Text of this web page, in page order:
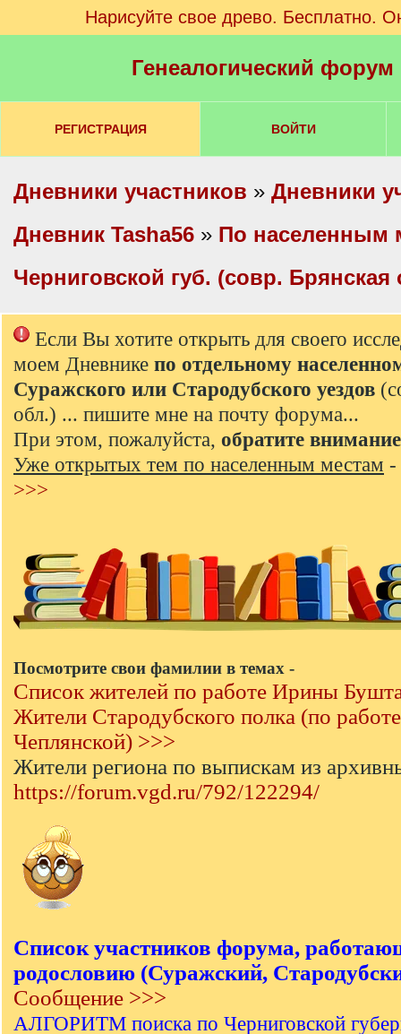
Нарисуйте свое древо. Бесплатно.
Генеалогический
РЕГИСТРАЦИЯ ВОЙТИ
Дневники участников » Дневники
Дневник Tasha56 » По населенным
Черниговской губ. (совр. Брянская
Если Вы хотите открыть для своего
моем Дневнике по отдельному
Суражского или Стародубского уездов
обл.) ... пишите мне на почту форума...
При этом, пожалуйста, обратите
Уже открытых тем по населенным местам -
>>>
Посмотрите свои фамилии в темах -
Список жителей по работе Ирины
Жители Стародубского полка (по
Чеплянской) >>>
Жители региона по выпискам из
https://forum.vgd.ru/792/122294/
Список участников форума,
родословию (Суражский,
Сообщение >>>
АЛГОРИТМ поиска по Черниговской